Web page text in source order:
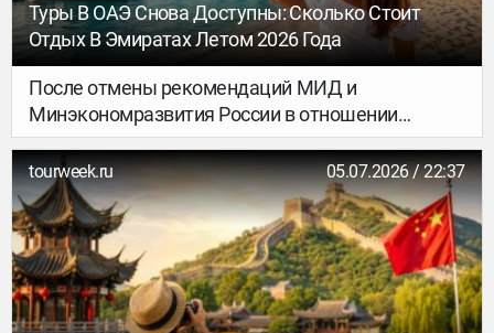
Туры В ОАЭ Снова Доступны: Сколько Стоит
Отдых В Эмиратах Летом 2026 Года
После отмены рекомендаций МИД и
Минэкономразвития России в отношении
поездок в Объединённые Арабские Эмираты
туроператоры вновь начали активно продавать
туры по этому направлению.
tourweek.ru 05.07.2026 / 22:37